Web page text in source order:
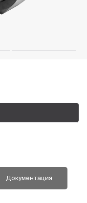
Документация